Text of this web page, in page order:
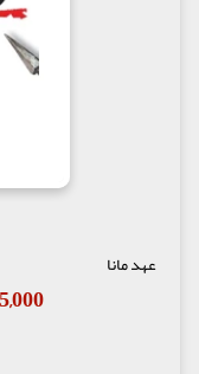
عهد مانا